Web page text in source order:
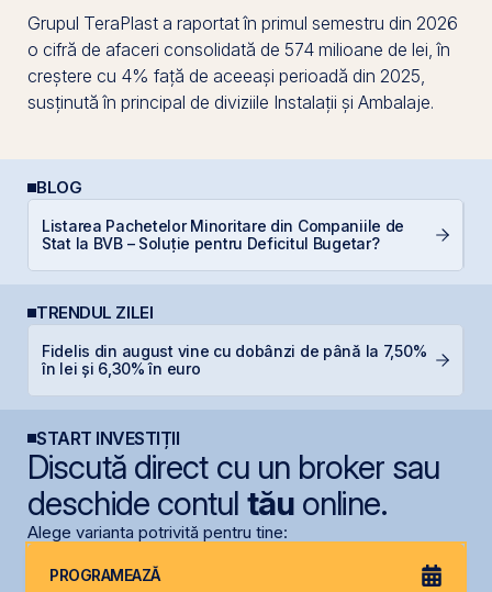
Grupul TeraPlast a raportat în primul semestru din 2026
o cifră de afaceri consolidată de 574 milioane de lei, în
creștere cu 4% față de aceeași perioadă din 2025,
susținută în principal de diviziile Instalații și Ambalaje.
BLOG
Listarea Pachetelor Minoritare din Companiile de
Stat la BVB – Soluție pentru Deficitul Bugetar?
TRENDUL ZILEI
Fidelis din august vine cu dobânzi de până la 7,50%
în lei și 6,30% în euro
START INVESTIȚII
Discută direct cu un broker sau
deschide contul tăuonline.
Alege varianta potrivită pentru tine:
PROGRAMEAZĂ